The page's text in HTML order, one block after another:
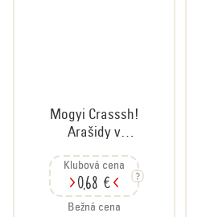
Mogyi Crasssh!
Arašidy v
s príchuťou wasabi,
60 g
Klubová cena
0,68 €
Bežná cena